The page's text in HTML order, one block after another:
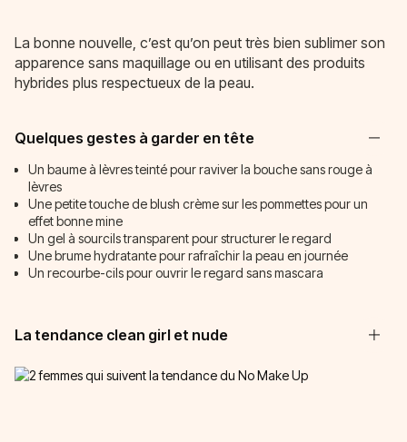
La bonne nouvelle, c’est qu’on peut très bien sublimer son
apparence sans maquillage ou en utilisant des produits
hybrides plus respectueux de la peau.
Quelques gestes à garder en tête
Un baume à lèvres teinté pour raviver la bouche sans rouge à
lèvres
Une petite touche de blush crème sur les pommettes pour un
effet bonne mine
Un gel à sourcils transparent pour structurer le regard
Une brume hydratante pour rafraîchir la peau en journée
Un recourbe-cils pour ouvrir le regard sans mascara
La tendance clean girl et nude